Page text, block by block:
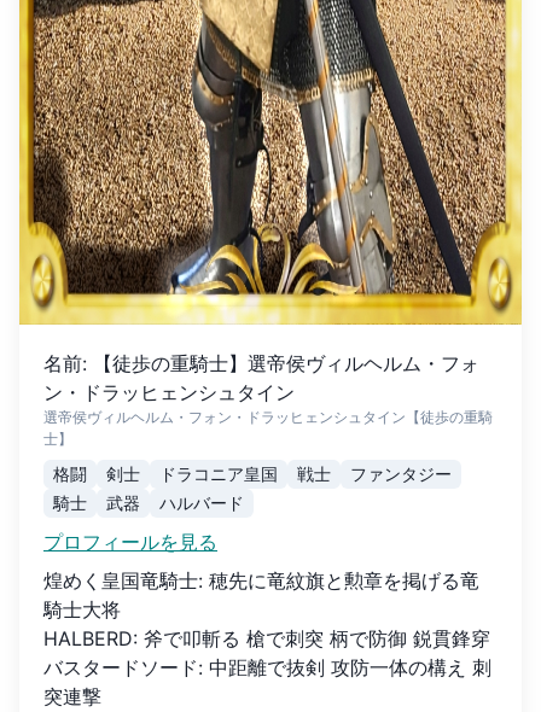
名前:
【徒歩の重騎士】選帝侯ヴィルヘルム・フォ
ン・ドラッヒェンシュタイン
選帝侯ヴィルヘルム・フォン・ドラッヒェンシュタイン【徒歩の重騎
士】
格闘 剣士 ドラコニア皇国 戦士
ファンタジー
騎士
武器 ハルバード
プロフィールを見る
煌めく皇国竜騎士: 穂先に竜紋旗と勲章を掲げる竜
騎士大将
HALBERD: 斧で叩斬る 槍で刺突 柄で防御 鋭貫鋒穿
バスタードソード: 中距離で抜剣 攻防一体の構え 刺
突連撃